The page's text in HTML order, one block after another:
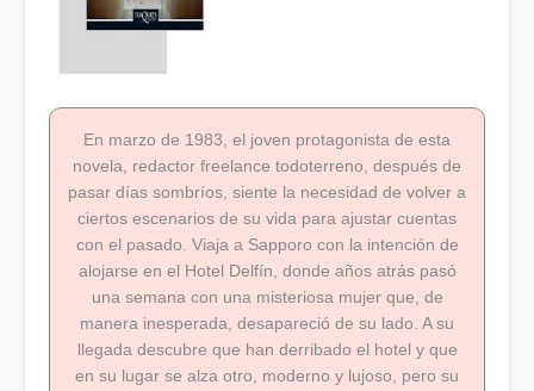
En marzo de 1983, el joven protagonista de esta
novela, redactor freelance todoterreno, después de
pasar días sombríos, siente la necesidad de volver a
ciertos escenarios de su vida para ajustar cuentas
con el pasado. Viaja a Sapporo con la intención de
alojarse en el Hotel Delfín, donde años atrás pasó
una semana con una misteriosa mujer que, de
manera inesperada, desapareció de su lado. A su
llegada descubre que han derribado el hotel y que
en su lugar se alza otro, moderno y lujoso, pero su